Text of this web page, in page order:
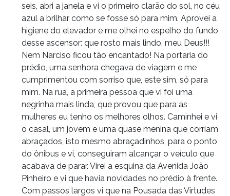
seis, abri a janela e vi o primeiro clarão do sol, no céu
azul a brilhar como se fosse só para mim. Aprovei a
higiene do elevador e me olhei no espelho do fundo
desse ascensor: que rosto mais lindo, meu Deus!!!
Nem Narciso ficou tão encantado! Na portaria do
prédio, uma senhora chegava de viagem e me
cumprimentou com sorriso que, este sim, só para
mim. Na rua, a primeira pessoa que vi foi uma
negrinha mais linda, que provou que para as
mulheres eu tenho os melhores olhos. Caminhei e vi
o casal, um jovem e uma quase menina que corriam
abraçados, isto mesmo abraçadinhos, para o ponto
do ônibus e vi, conseguiram alcançar o veículo que
acabava de parar. Virei a esquina da Avenida João
Pinheiro e vi que havia novidades no prédio à frente.
Com passos largos vi que na Pousada das Virtudes